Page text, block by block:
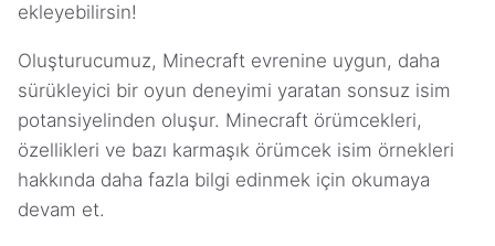
ekleyebilirsin!
Oluşturucumuz, Minecraft evrenine uygun, daha
sürükleyici bir oyun deneyimi yaratan sonsuz isim
potansiyelinden oluşur. Minecraft örümcekleri,
özellikleri ve bazı karmaşık örümcek isim örnekleri
hakkında daha fazla bilgi edinmek için okumaya
devam et.